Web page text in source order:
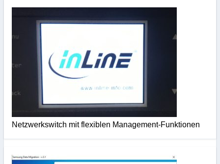
Netzwerkswitch mit flexiblen Management-Funktionen